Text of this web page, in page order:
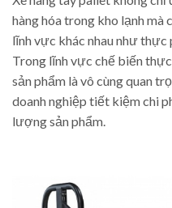
hàng hóa trong kho lạnh mà
lĩnh vực khác nhau như thực
Trong lĩnh vực chế biến
sản phẩm là vô cùng quan
doanh nghiệp tiết kiệm chi
lượng sản phẩm.